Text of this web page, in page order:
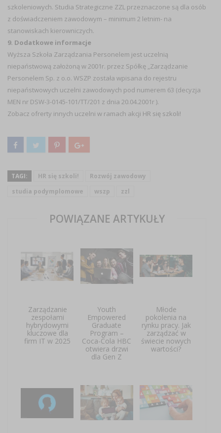
szkoleniowych. Studia Strategiczne ZZL przeznaczone są dla osób
z doświadczeniem zawodowym – minimum 2 letnim- na
stanowiskach kierowniczych.
9. Dodatkowe informacje
Wyższa Szkoła Zarządzania Personelem jest uczelnią
niepaństwową założoną w 2001r. przez Spółkę „Zarządzanie
Personelem Sp. z o.o. WSZP została wpisana do rejestru
niepaństwowych uczelni zawodowych pod numerem 63 (decyzja
MEN nr DSW-3-0145-101/TT/201 z dnia 20.04.2001r ).
Zobacz ofrerty innych uczelni w ramach akcji HR się szkoli!
TAGI: HR się szkoli!
Rozwój zawodowy
studia podymplomowe
wszp zzl
POWIĄZANE ARTYKUŁY
Zarządzanie
zespołami
hybrydowymi
kluczowe dla
firm IT w 2025
Youth
Empowered
Graduate
Program –
Coca-Cola HBC
otwiera drzwi
dla Gen Z
Młode
pokolenia na
rynku pracy. Jak
zarządzać w
świecie nowych
wartości?